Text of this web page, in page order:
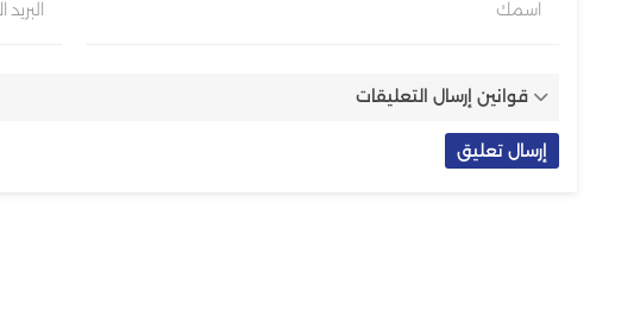
اسمك البريد
قوانين إرسال التعليقات